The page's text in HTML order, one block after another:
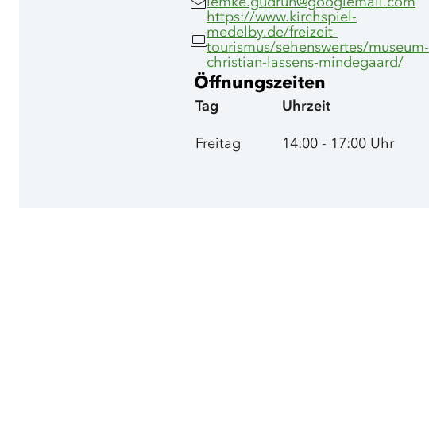
https://www.kirchspiel-
medelby.de/freizeit-
tourismus/sehenswertes/museum-
christian-lassens-mindegaard/
Öffnungszeiten
Tag Uhrzeit
Freitag 14:00 - 17:00 Uhr